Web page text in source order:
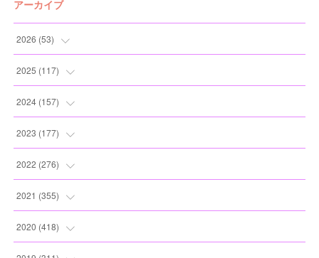
アーカイブ
2026 (53)
(1)
(5)
(7)
(11
2025 (117)
(11
(12
(12
(13
2024(157)
(13
(13
(10
(13
2023 (177)
(20
(10
(11
(13
2022 (276)
(17
(16
(21
2021 (355)
(19
(12
2020 (418)